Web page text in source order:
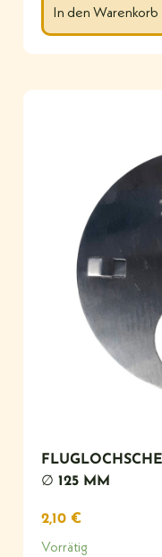
In den Warenkorb
∅ 125 MM
2,10 €
Vorrätig